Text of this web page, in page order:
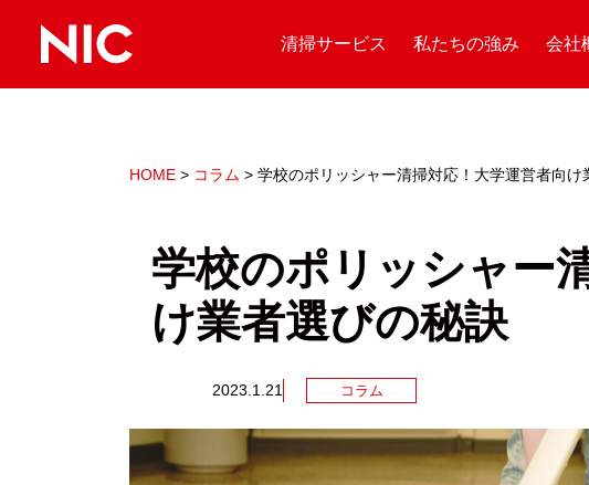
清掃サービス 私たちの強み 会社
HOME > コラム > 学校のポリッシャー清掃対応！大学運営者向け
学校のポリッシャー
け業者選びの秘訣
2023.1.21 コラム